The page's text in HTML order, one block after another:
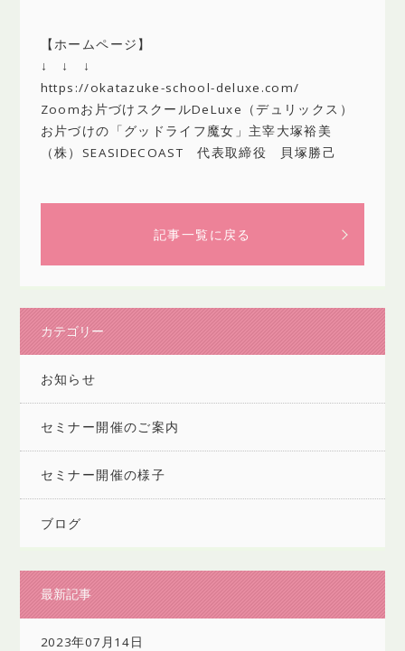
【ホームページ】
↓ ↓ ↓
https://okatazuke-school-deluxe.com/
Zoomお片づけスクールDeLuxe（デュリックス）
お片づけの「グッドライフ魔女」主宰大塚裕美
（株）SEASIDECOAST 代表取締役 貝塚勝己
記事一覧に戻る
カテゴリー
お知らせ
セミナー開催のご案内
セミナー開催の様子
ブログ
最新記事
2023年07月14日